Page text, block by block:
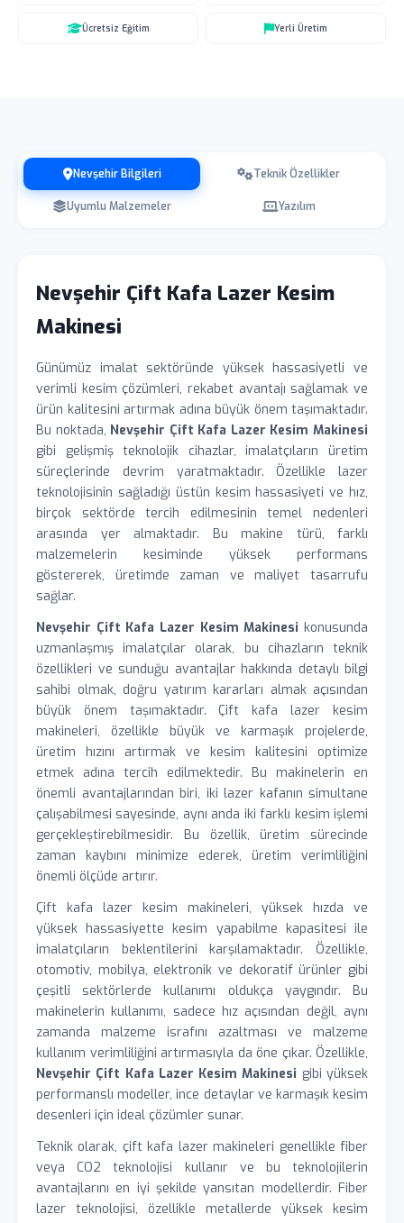
Ücretsiz Eğitim Yerli Üretim
Nevşehir Bilgileri Teknik Özellikler
Uyumlu Malzemeler Yazılım
Nevşehir Çift Kafa Lazer Kesim
Makinesi
Günümüz imalat sektöründe yüksek hassasiyetli ve
verimli kesim çözümleri, rekabet avantajı sağlamak ve
ürün kalitesini artırmak adına büyük önem taşımaktadır.
Bu noktada, Nevşehir Çift Kafa Lazer Kesim Makinesi
gibi gelişmiş teknolojik cihazlar, imalatçıların üretim
süreçlerinde devrim yaratmaktadır. Özellikle lazer
teknolojisinin sağladığı üstün kesim hassasiyeti ve hız,
birçok sektörde tercih edilmesinin temel nedenleri
arasında yer almaktadır. Bu makine türü, farklı
malzemelerin kesiminde yüksek performans
göstererek, üretimde zaman ve maliyet tasarrufu
sağlar.
Nevşehir Çift Kafa Lazer Kesim Makinesi konusunda
uzmanlaşmış imalatçılar olarak, bu cihazların teknik
özellikleri ve sunduğu avantajlar hakkında detaylı bilgi
sahibi olmak, doğru yatırım kararları almak açısından
büyük önem taşımaktadır. Çift kafa lazer kesim
makineleri, özellikle büyük ve karmaşık projelerde,
üretim hızını artırmak ve kesim kalitesini optimize
etmek adına tercih edilmektedir. Bu makinelerin en
önemli avantajlarından biri, iki lazer kafanın simultane
çalışabilmesi sayesinde, aynı anda iki farklı kesim işlemi
gerçekleştirebilmesidir. Bu özellik, üretim sürecinde
zaman kaybını minimize ederek, üretim verimliliğini
önemli ölçüde artırır.
Çift kafa lazer kesim makineleri, yüksek hızda ve
yüksek hassasiyette kesim yapabilme kapasitesi ile
imalatçıların beklentilerini karşılamaktadır. Özellikle,
otomotiv, mobilya, elektronik ve dekoratif ürünler gibi
çeşitli sektörlerde kullanımı oldukça yaygındır. Bu
makinelerin kullanımı, sadece hız açısından değil, aynı
zamanda malzeme israfını azaltması ve malzeme
kullanım verimliliğini artırmasıyla da öne çıkar. Özellikle,
Nevşehir Çift Kafa Lazer Kesim Makinesi gibi yüksek
performanslı modeller, ince detaylar ve karmaşık kesim
desenleri için ideal çözümler sunar.
Teknik olarak, çift kafa lazer makineleri genellikle fiber
veya CO2 teknolojisi kullanır ve bu teknolojilerin
avantajlarını en iyi şekilde yansıtan modellerdir. Fiber
lazer teknolojisi, özellikle metallerde yüksek kesim